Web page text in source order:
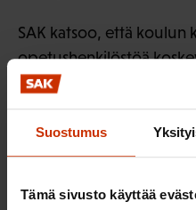
Suostumus
Tämä sivusto käyttää
SAK katsoo, että koulun
opetushenkilöstöä
selkeyttää ja kirjata
epäselväksi ja
tuen saamisen
moniammatillista